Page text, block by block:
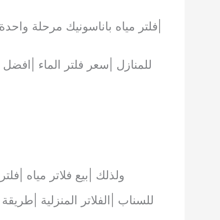
للمنازل |سعر فلتر الماء
ولذلك |بيع فلاتر مياه
للسناب |الفلاتر المنزلية